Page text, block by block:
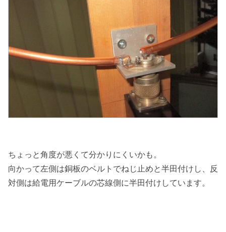
ちょっと角度が悪くて分かりにくいかも。
向かって左側は銅板のベルトでねじ止めと半田付けし、反
対側は給電用ケーブルの芯線側に半田付けしています。